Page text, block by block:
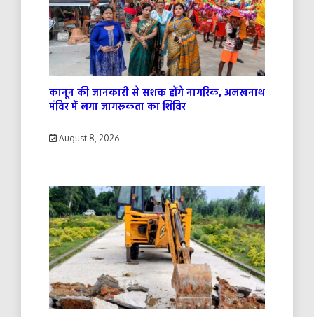
कानून की जानकारी से सशक्त होंगे नागरिक, अलखनाथ
मंदिर में लगा जागरूकता का शिविर
August 8, 2026